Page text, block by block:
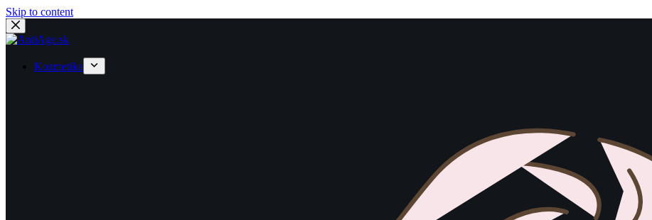
Skip to content
Kozmetika